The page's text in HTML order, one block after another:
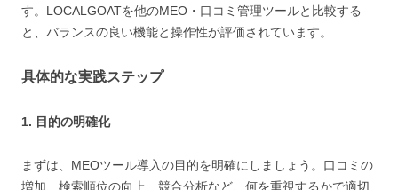
す。LOCALGOATを他のMEO・口コミ管理ツールと比較する
と、バランスの良い機能と操作性が評価されています。
具体的な実践ステップ
1. 目的の明確化
まずは、MEOツール導入の目的を明確にしましょう。口コミの
増加、検索順位の向上、競合分析など、何を重視するかで適切